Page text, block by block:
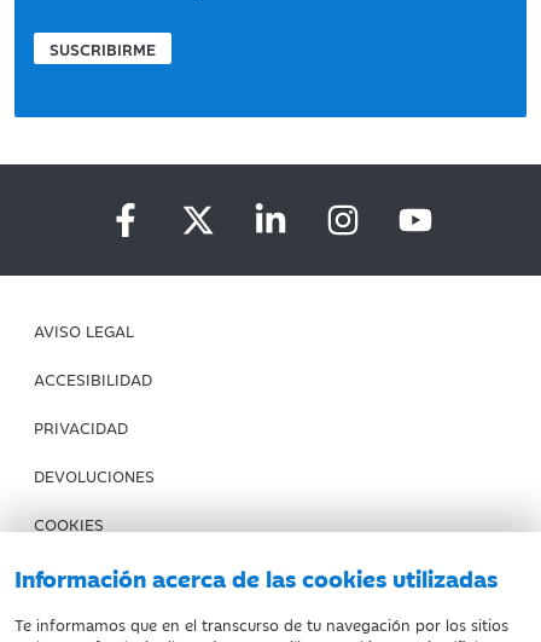
Información acerca de las cookies utilizadas
Te informamos que en el transcurso de tu navegación por los sitios
SUSCRIBIRME
AVISO LEGAL
ACCESIBILIDAD
PRIVACIDAD
DEVOLUCIONES
COOKIES
CONDICIONES DE COMPRA
IBERCAJA BANCO